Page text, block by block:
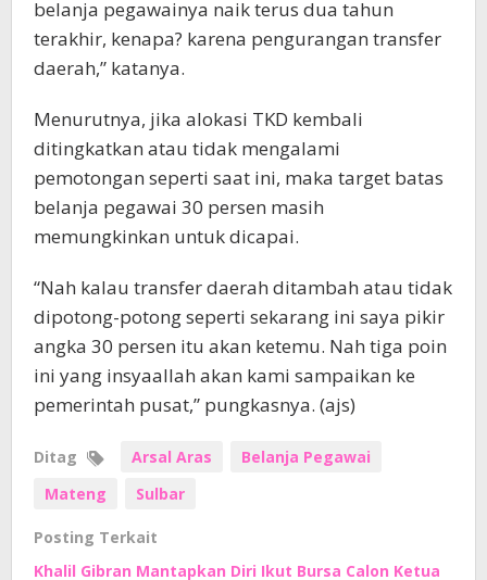
belanja pegawainya naik terus dua tahun
terakhir, kenapa? karena pengurangan transfer
daerah,” katanya.
Menurutnya, jika alokasi TKD kembali
ditingkatkan atau tidak mengalami
pemotongan seperti saat ini, maka target batas
belanja pegawai 30 persen masih
memungkinkan untuk dicapai.
“Nah kalau transfer daerah ditambah atau tidak
dipotong-potong seperti sekarang ini saya pikir
angka 30 persen itu akan ketemu. Nah tiga poin
ini yang insyaallah akan kami sampaikan ke
pemerintah pusat,” pungkasnya. (ajs)
Ditag Arsal Aras
Belanja Pegawai
Mateng
Sulbar
Posting Terkait
Khalil Gibran Mantapkan Diri Ikut Bursa Calon Ketua